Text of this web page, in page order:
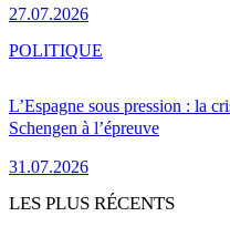
27.07.2026
L’Espagne sous pression : la
Schengen à l’épreuve
31.07.2026
POLITIQUE
LES PLUS RÉCENTS